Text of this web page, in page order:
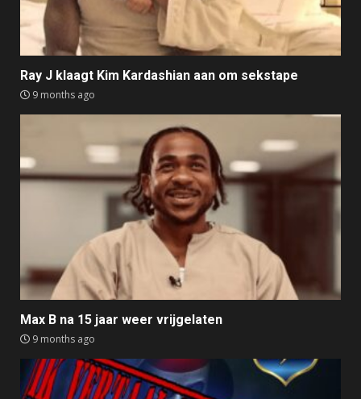
Ray J klaagt Kim Kardashian aan om sekstape
9 months ago
Max B na 15 jaar weer vrijgelaten
9 months ago